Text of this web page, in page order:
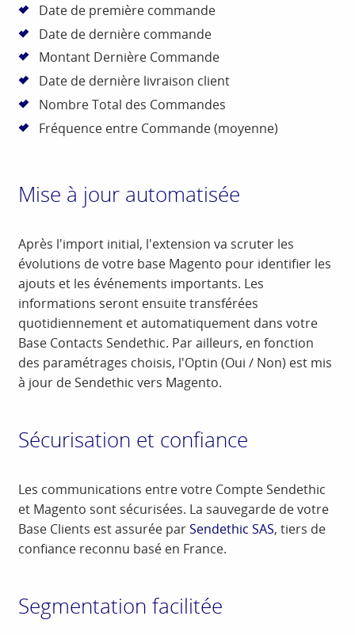
Date de première commande
Date de dernière commande
Montant Dernière Commande
Date de dernière livraison client
Nombre Total des Commandes
Fréquence entre Commande (moyenne)
Mise à jour automatisée
Après l'import initial, l'extension va scruter les
évolutions de votre base Magento pour identifier les
ajouts et les événements importants. Les
informations seront ensuite transférées
quotidiennement et automatiquement dans votre
Base Contacts Sendethic. Par ailleurs, en fonction
des paramétrages choisis, l'Optin (Oui / Non) est mis
à jour de Sendethic vers Magento.
Sécurisation et confiance
Les communications entre votre Compte Sendethic
et Magento sont sécurisées. La sauvegarde de votre
Base Clients est assurée parSendethic SAS, tiers de
confiance reconnu basé en France.
Segmentation facilitée